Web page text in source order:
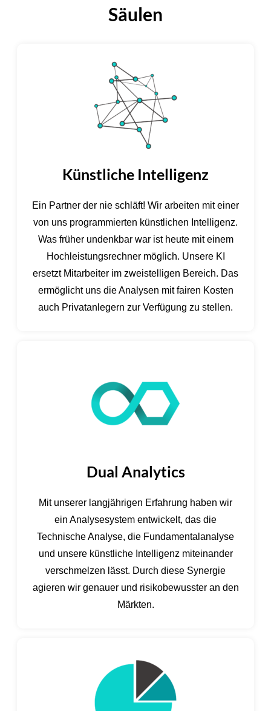
Säulen
Künstliche Intelligenz
Ein Partner der nie schläft! Wir arbeiten mit einer
von uns programmierten künstlichen Intelligenz.
Was früher undenkbar war ist heute mit einem
Hochleistungsrechner möglich. Unsere KI
ersetzt Mitarbeiter im zweistelligen Bereich. Das
ermöglicht uns die Analysen mit fairen Kosten
auch Privatanlegern zur Verfügung zu stellen.
Dual Analytics
Mit unserer langjährigen Erfahrung haben wir
ein Analysesystem entwickelt, das die
Technische Analyse, die Fundamentalanalyse
und unsere künstliche Intelligenz miteinander
verschmelzen lässt. Durch diese Synergie
agieren wir genauer und risikobewusster an den
Märkten.